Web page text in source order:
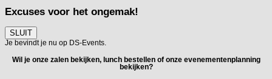
Excuses voor het ongemak!
SLUIT
Je bevindt je nu op DS-Events.
Wil je onze zalen bekijken, lunch bestellen of onze evenementenplanning
bekijken?